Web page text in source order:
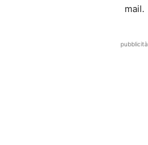
mail.
pubblicità